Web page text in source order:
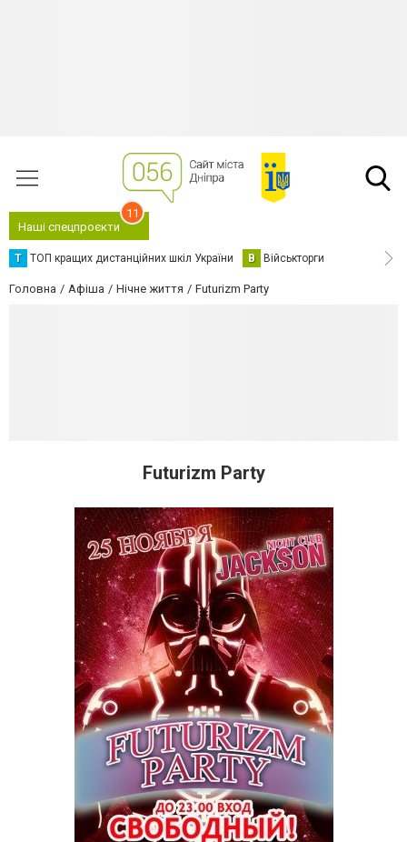
Наші спецпроєкти
11
Т ТОП кращих дистанційних шкіл України В Військторги
Головна Афіша Нічне життя Futurizm Party
Futurizm Party